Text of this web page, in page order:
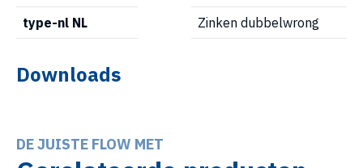
type-nl NL
Zinken dubbelwrong
Downloads
DE JUISTE FLOW MET